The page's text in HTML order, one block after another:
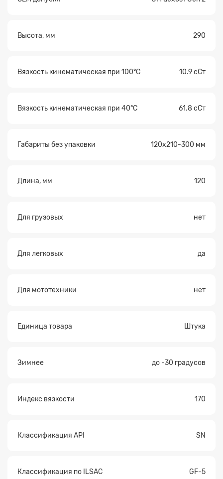
Высота, мм 290
Вязкость кинематическая при 100°С 10.9 сСт
Вязкость кинематическая при 40°С 61.8 сСт
Габариты без упаковки 120x210-300 мм
Длина, мм 120
Для грузовых нет
Для легковых да
Для мототехники нет
Единица товара Штука
Зимнее до -30 градусов
Индекс вязкости 170
Классификация API SN
Классификация по ILSAC GF-5
Прикрепите